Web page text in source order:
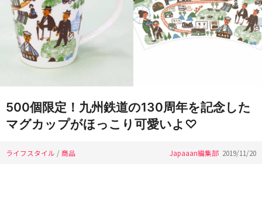
500個限定！九州鉄道の130周年を記念した
マグカップがほっこり可愛いよ♡
ライフスタイル /商品 Japaaan編集部 2019/11/20